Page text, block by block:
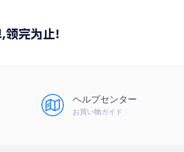
ヘルプセンター
お買い物ガイド